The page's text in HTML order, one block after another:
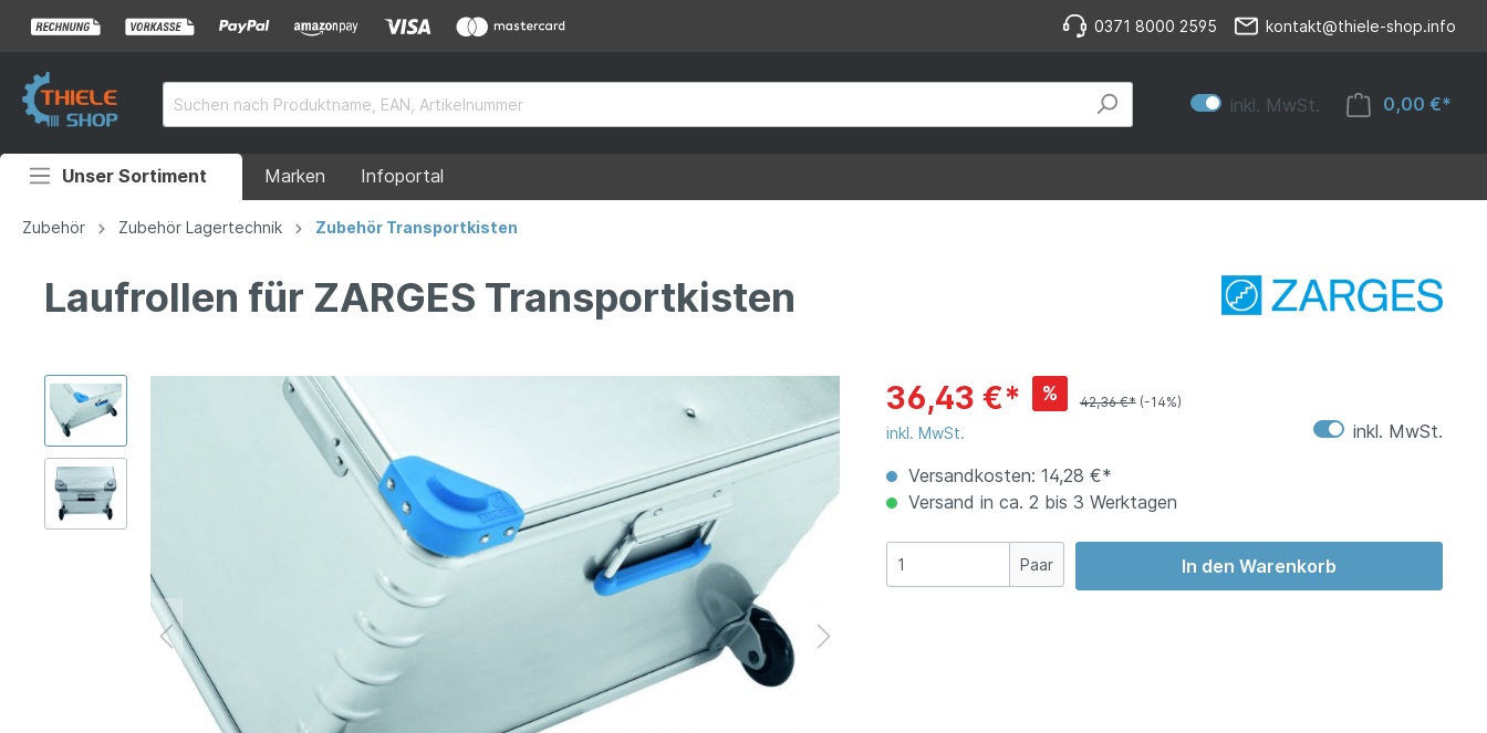
0371 8000 2595 kontakt@thiele-shop.info
inkl. MwSt. 0,00 €*
Unser Sortiment Marken Infoportal
Auffahrrampen
Rollstuhlrampen
Grubenabdeckungen
Absperrtechnik
Gerüsttechnik
Lagertechnik
Hubgeräte
Lkw-Enteisung
Zubehör Zubehör Lagertechnik Zubehör Transportkisten
Laufrollen für ZARGES Transportkisten
36,43 €* % 42,36 €* (-14%)
inkl. MwSt.
inkl. MwSt.
Versandkosten: 14,28 €*
Versand in ca. 2 bis 3 Werktagen
Paar In den Warenkorb